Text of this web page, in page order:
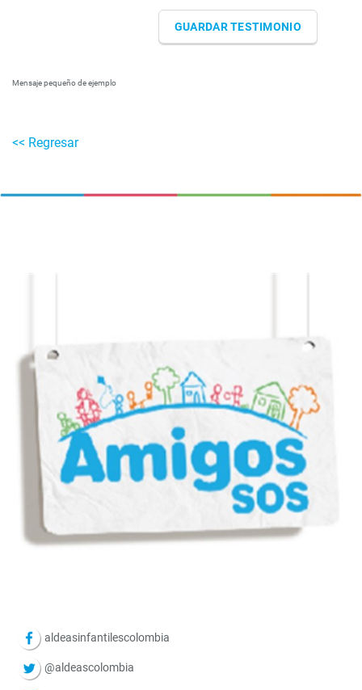
Mensaje pequeño de ejemplo
<< Regresar
aldeasinfantilescolombia
@aldeascolombia